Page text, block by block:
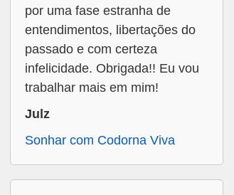
por uma fase estranha de
entendimentos, libertações do
passado e com certeza
infelicidade. Obrigada!! Eu vou
trabalhar mais em mim!
Julz
Sonhar com Codorna Viva